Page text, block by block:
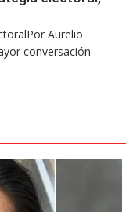
Aurelio
conversación